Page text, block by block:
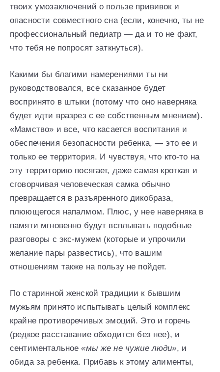
твоих умозаключений о пользе прививок и
опасности совместного сна (если, конечно, ты не
профессиональный педиатр — да и то не факт,
что тебя не попросят заткнуться).
Какими бы благими намерениями ты ни
руководствовался, все сказанное будет
воспринято в штыки (потому что оно наверняка
будет идти вразрез с ее собственным мнением).
«Мамство» и все, что касается воспитания и
обеспечения безопасности ребенка, — это ее и
только ее территория. И чувствуя, что кто-то на
эту территорию посягает, даже самая кроткая и
сговорчивая человеческая самка обычно
превращается в разъяренного дикобраза,
плюющегося напалмом. Плюс, у нее наверняка в
памяти мгновенно будут всплывать подобные
разговоры с экс-мужем (которые и упрочили
желание пары развестись), что вашим
отношениям также на пользу не пойдет.
По старинной женской традиции к бывшим
мужьям принято испытывать целый комплекс
крайне противоречивых эмоций. Это и горечь
(редкое расставание обходится без нее), и
сентиментальное«мы же не чужие люди», и
обида за ребенка. Прибавь к этому алименты,